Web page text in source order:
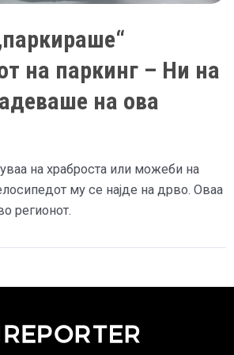
на паркинг – Ни на
на ова
на храброста или можеби на
му се најде на дрво. Оваа
регионот.